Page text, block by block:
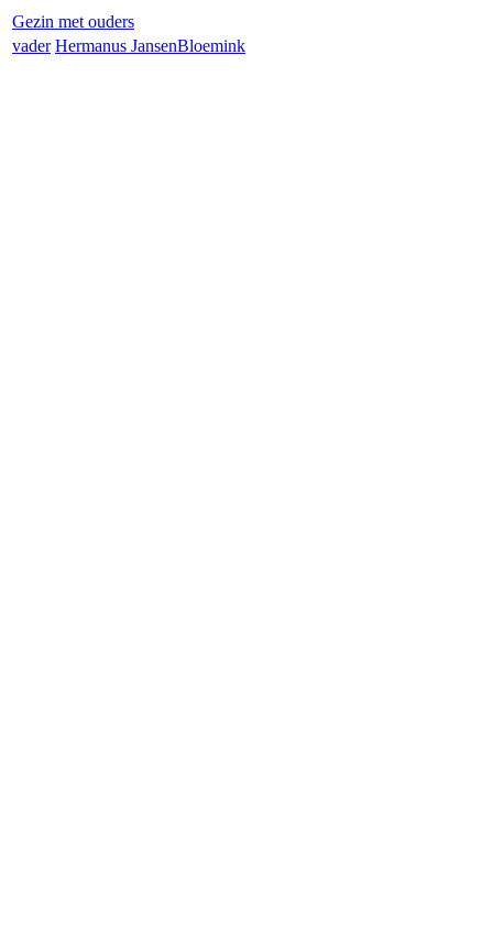
Gezin met ouders
vader Hermanus JansenBloemink